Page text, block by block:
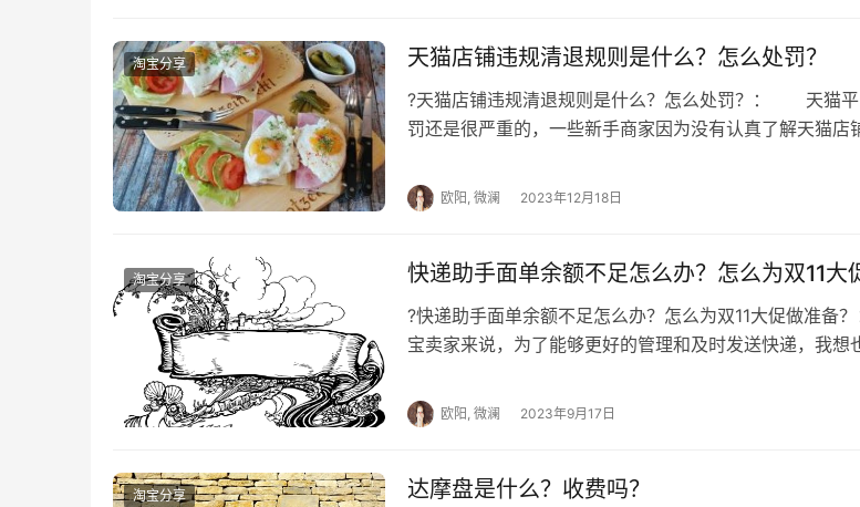
淘宝分享 天猫店铺违规清退规则是什么？怎么处罚？
?天猫店铺违规清退规则是什么？怎么处罚？： 天猫平
罚还是很严重的，一些新手商家因为没有认真了解天猫店
欧阳, 微澜 2023年12月18日
淘宝分享 快递助手面单余额不足怎么办？怎么为双11大
?快递助手面单余额不足怎么办？怎么为双11大促做准
宝卖家来说，为了能够更好的管理和及时发送快递，我想
欧阳, 微澜 2023年9月17日
淘宝分享 达摩盘是什么？收费吗？